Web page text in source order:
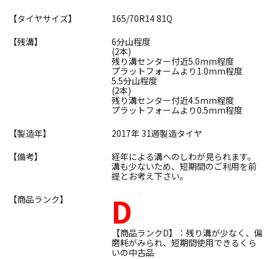
【タイヤサイズ】
165/70R14 81Q
【残溝】
6分山程度
(2本)
残り溝センター付近5.0mm程度
プラットフォームより1.0mm程度
5.5分山程度
(2本)
残り溝センター付近4.5mm程度
プラットフォームより0.5mm程度
【製造年】
2017年 31週製造タイヤ
【備考】
経年による溝へのしわが見られます。
溝も少ないため、短期間のご利用を前
提とお考え下さい。
【商品ランク】
D
【商品ランクD】：残り溝が少なく、偏
磨耗がみられ、短期間使用できるくら
いの中古品